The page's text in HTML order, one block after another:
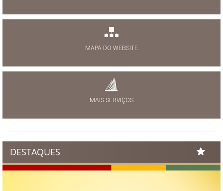
MAPA DO WEBSITE
MAIS SERVIÇOS
DESTAQUES